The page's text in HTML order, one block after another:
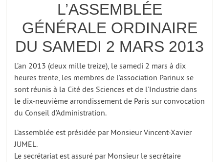
L’ASSEMBLÉE
GÉNÉRALE ORDINAIRE
DU SAMEDI 2 MARS 2013
L’an 2013 (deux mille treize), le samedi 2 mars à dix
heures trente, les membres de l’association Parinux se
sont réunis à la Cité des Sciences et de l’Industrie dans
le dix-neuvième arrondissement de Paris sur convocation
du Conseil d’Administration.
L’assemblée est présidée par Monsieur Vincent-Xavier
JUMEL.
Le secrétariat est assuré par Monsieur le secrétaire